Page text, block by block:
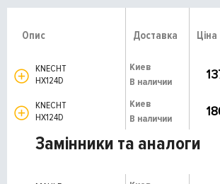
Опис Доставка Ціна
KNECHT
HX124D
Киев
В наличии
KNECHT
HX124D
Киев
В наличии
Замінники та аналоги